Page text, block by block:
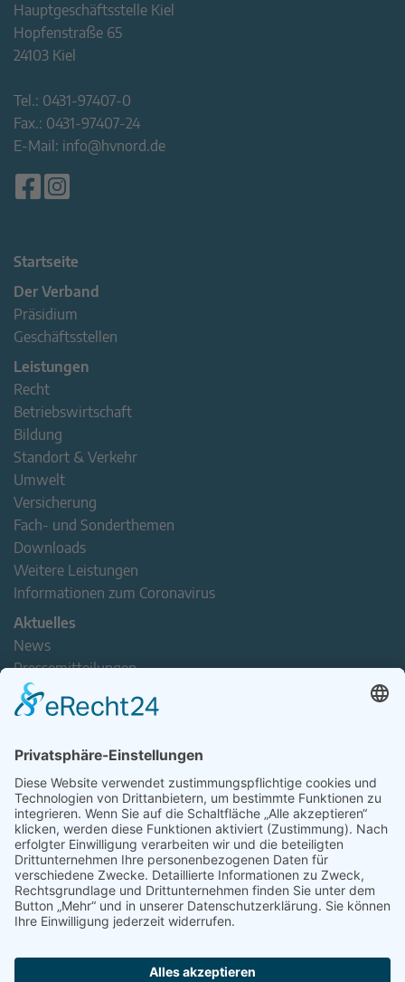
Hauptgeschäftsstelle Kiel
Hopfenstraße 65
24103 Kiel
Tel.: 0431-97407-0
Fax.: 0431-97407-24
E-Mail: info@hvnord.de
Startseite
Der Verband
Präsidium
Geschäftsstellen
Leistungen
Recht
Betriebswirtschaft
Bildung
Standort & Verkehr
Umwelt
Versicherung
Fach- und Sonderthemen
Downloads
Weitere Leistungen
Informationen zum Coronavirus
Aktuelles
News
Pressemitteilungen
Newsletter
Handel(n) im Norden – Mitgliederjournal
Verband erleben
Der Tag des Norddeutschen Handels
Jetzt Mitarbeitende nominieren – Personal Award 2026
handel2go – Podcast mit Kuhlage und Gästen
Veranstaltungen
Intern
Mitgliederbereich